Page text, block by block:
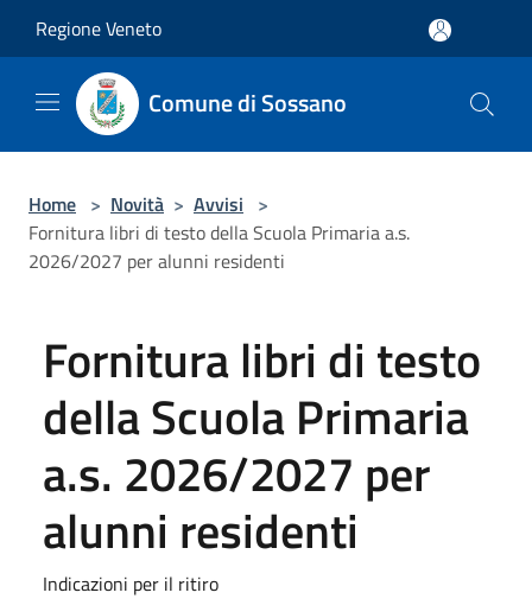
Regione Veneto
Comune di Sossano
Home > Novità > Avvisi >
Fornitura libri di testo della Scuola Primaria a.s.
2026/2027 per alunni residenti
Fornitura libri di testo
della Scuola Primaria
a.s. 2026/2027 per
alunni residenti
Indicazioni per il ritiro